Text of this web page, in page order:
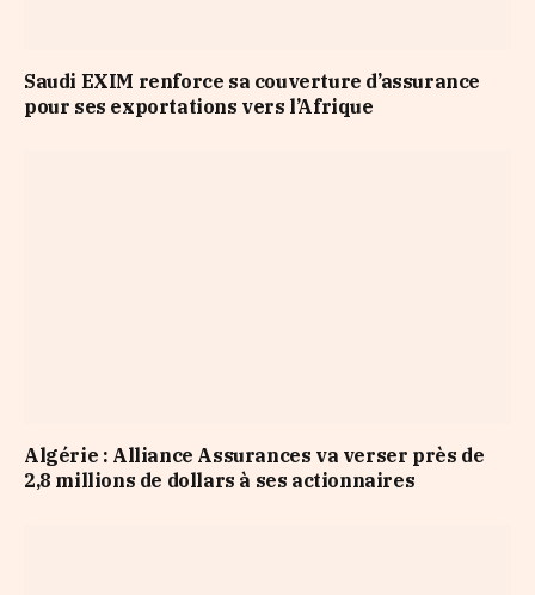
Saudi EXIM renforce sa couverture d’assurance
pour ses exportations vers l’Afrique
Algérie : Alliance Assurances va verser près de
2,8 millions de dollars à ses actionnaires